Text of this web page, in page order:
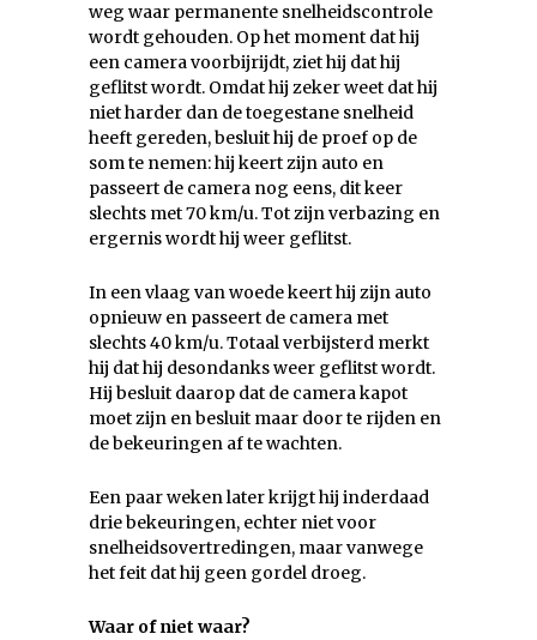
weg waar permanente snelheidscontrole
wordt gehouden. Op het moment dat hij
een camera voorbijrijdt, ziet hij dat hij
geflitst wordt. Omdat hij zeker weet dat hij
niet harder dan de toegestane snelheid
heeft gereden, besluit hij de proef op de
som te nemen: hij keert zijn auto en
passeert de camera nog eens, dit keer
slechts met 70 km/u. Tot zijn verbazing en
ergernis wordt hij weer geflitst.
In een vlaag van woede keert hij zijn auto
opnieuw en passeert de camera met
slechts 40 km/u. Totaal verbijsterd merkt
hij dat hij desondanks weer geflitst wordt.
Hij besluit daarop dat de camera kapot
moet zijn en besluit maar door te rijden en
de bekeuringen af te wachten.
Een paar weken later krijgt hij inderdaad
drie bekeuringen, echter niet voor
snelheidsovertredingen, maar vanwege
het feit dat hij geen gordel droeg.
Waar of niet waar?